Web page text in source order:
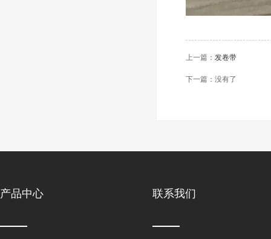
上一篇： 发卷带
下一篇：没有了
产品中心 联系我们